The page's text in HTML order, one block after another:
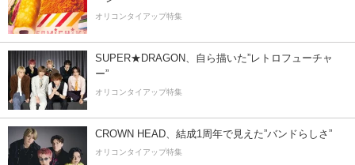
オリコンタイアップ特集
SUPER★DRAGON、自ら描いた”レトロフューチャ
ー”
オリコンタイアップ特集
CROWN HEAD、結成1周年で見えた”バンドらしさ”
オリコンタイアップ特集